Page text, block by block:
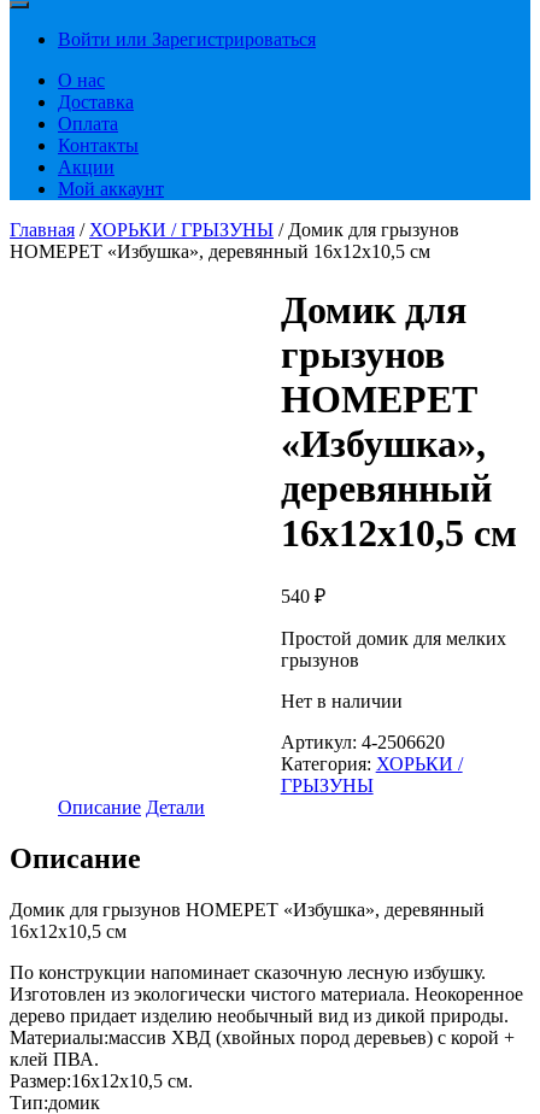
Войти или Зарегистрироваться
О нас
Доставка
Оплата
Контакты
Акции
Мой аккаунт
Главная / ХОРЬКИ / ГРЫЗУНЫ / Домик для грызунов
HOMEPET «Избушка», деревянный 16х12х10,5 см
Домик для
грызунов
HOMEPET
«Избушка»,
деревянный
16х12х10,5 см
540 ₽
Простой домик для мелких
грызунов
Нет в наличии
Артикул: 4-2506620
Категория: ХОРЬКИ /
ГРЫЗУНЫ
Описание Детали
Описание
Домик для грызунов HOMEPET «Избушка», деревянный
16х12х10,5 см
По конструкции напоминает сказочную лесную избушку.
Изготовлен из экологически чистого материала. Неокоренное
дерево придает изделию необычный вид из дикой природы.
Материалы:массив ХВД (хвойных пород деревьев) с корой +
клей ПВА.
Размер:16x12x10,5 см.
Тип:домик